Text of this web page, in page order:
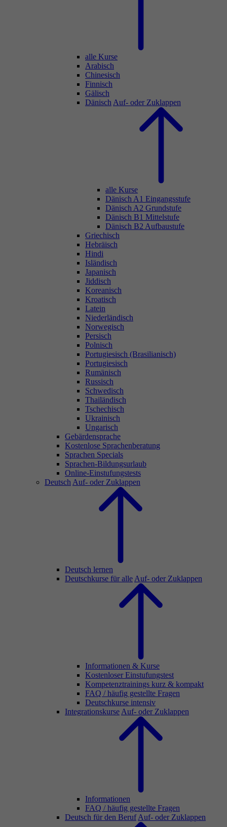
alle Kurse
Arabisch
Chinesisch
Finnisch
Gälisch
Dänisch Auf- oder Zuklappen
alle Kurse
Dänisch A1 Eingangsstufe
Dänisch A2 Grundstufe
Dänisch B1 Mittelstufe
Dänisch B2 Aufbaustufe
Griechisch
Hebräisch
Hindi
Isländisch
Japanisch
Jiddisch
Koreanisch
Kroatisch
Latein
Niederländisch
Norwegisch
Persisch
Polnisch
Portugiesisch (Brasilianisch)
Portugiesisch
Rumänisch
Russisch
Schwedisch
Thailändisch
Tschechisch
Ukrainisch
Ungarisch
Gebärdensprache
Kostenlose Sprachenberatung
Sprachen Specials
Sprachen-Bildungsurlaub
Online-Einstufungstests
Deutsch Auf- oder Zuklappen
Deutsch lernen
Deutschkurse für alle Auf- oder Zuklappen
Informationen & Kurse
Kostenloser Einstufungstest
Kompetenztrainings kurz & kompakt
FAQ / häufig gestellte Fragen
Deutschkurse intensiv
Integrationskurse Auf- oder Zuklappen
Informationen
FAQ / häufig gestellte Fragen
Deutsch für den Beruf Auf- oder Zuklappen